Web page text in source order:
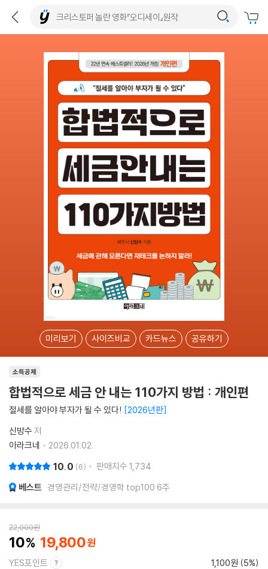
미리보기 사이즈비교 카드뉴스 공유하기
소득공제
합법적으로 세금 안 내는 110가지 방법 : 개인편
절세를 알아야 부자가 될 수 있다! 2026년판
신방수 저
아라크네
2026.01.02.
10.0 6 판매지수 1,734
베스트 경영관리/전략/경영학 top100 6주
22,000원
10 19,800
YES포인트 1,100원 (5%)